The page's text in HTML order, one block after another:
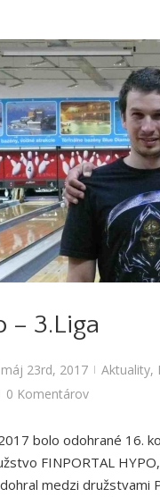
Aktuality Bowlingové ligy
– 3.Liga
máj 23rd, 2017 | Aktuality,
0 Komentárov
bolo odohrané 16.
FINPORTAL
medzi družstvami